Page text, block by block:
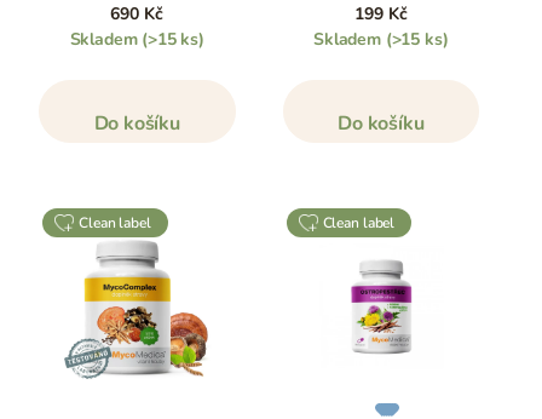
690 Kč
Skladem (>15 ks)
Do košíku
199 Kč
Skladem (>15 ks)
Do košíku
clean label clean label